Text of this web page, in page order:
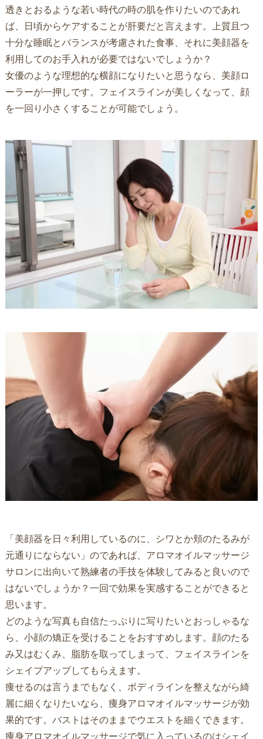
透きとおるような若い時代の時の肌を作りたいのであれ
ば、日頃からケアすることが肝要だと言えます。上質且つ
十分な睡眠とバランスが考慮された食事、それに美顔器を
利用してのお手入れが必要ではないでしょうか？
女優のような理想的な横顔になりたいと思うなら、美顔ロ
ーラーが一押しです。フェイスラインが美しくなって、顔
を一回り小さくすることが可能でしょう。
「美顔器を日々利用しているのに、シワとか頬のたるみが
元通りにならない」のであれば、アロマオイルマッサージ
サロンに出向いて熟練者の手技を体験してみると良いので
はないでしょうか？一回で効果を実感することができると
思います。
どのような写真も自信たっぷりに写りたいとおっしゃるな
ら、小顔の矯正を受けることをおすすめします。顔のたる
み又はむくみ、脂肪を取ってしまって、フェイスラインを
シェイプアップしてもらえます。
痩せるのは言うまでもなく、ボディラインを整えながら綺
麗に細くなりたいなら、痩身アロマオイルマッサージが効
果的です。バストはそのままでウエストを細くできます。
痩身アロマオイルマッサージで気に入っているのはシェイ